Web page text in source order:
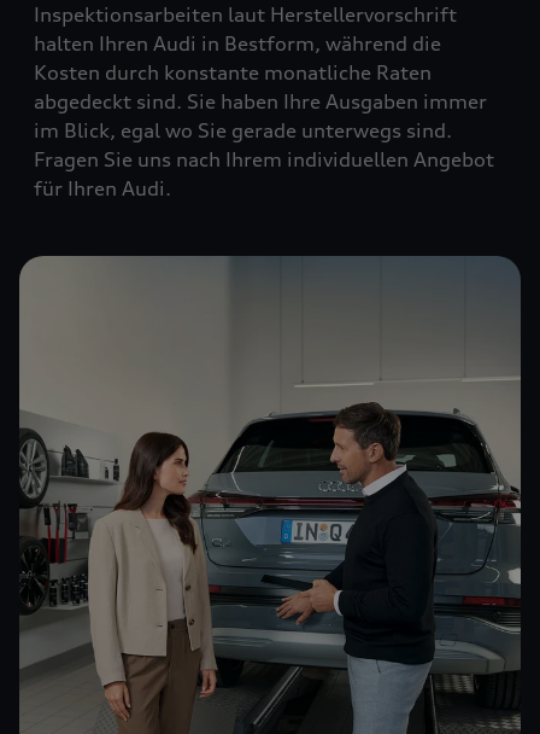
Inspektionsarbeiten laut Herstellervorschrift
halten Ihren Audi in Bestform, während die
Kosten durch konstante monatliche Raten
abgedeckt sind. Sie haben Ihre Ausgaben immer
im Blick, egal wo Sie gerade unterwegs sind.
Fragen Sie uns nach Ihrem individuellen Angebot
für Ihren Audi.